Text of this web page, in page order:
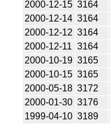
2000-12-15 3164
2000-12-14 3164
2000-12-12 3164
2000-12-11 3164
2000-10-19 3165
2000-10-15 3165
2000-05-18 3172
2000-01-30 3176
1999-04-10 3189